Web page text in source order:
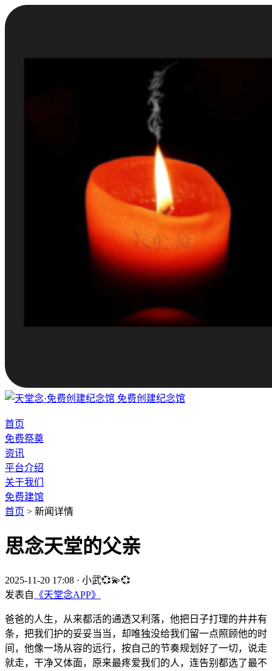
免费创建纪念馆
首页
免费祭奠
资讯
平台介绍
关于我们
免费建馆
首页 > 新闻详情
思念天堂的父亲
2025-11-20 17:08 · 小武💞💫💞
发表自 《天堂念APP》
爸爸的人生，从来都活的通透又利落，他把日子打理的井井有
条，把我们护的妥妥当当，却唯独没给我们留一点照顾他的时
间，他像一场从容的远行，按自己的节奏规划好了一切，说走
就走，干净又体面，原来最疼爱我们的人，连告别都选了最不